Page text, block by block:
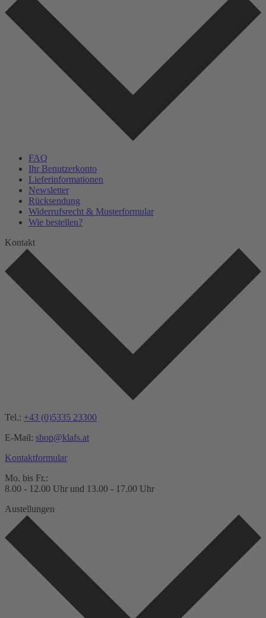
FAQ
Ihr Benutzerkonto
Lieferinformationen
Newsletter
Rücksendung
Widerrufsrecht & Musterformular
Wie bestellen?
Kontakt
Tel.: +43 (0)5335 23300
E-Mail: shop@klafs.at
Kontaktformular
Mo. bis Fr.:
8.00 - 12.00 Uhr und 13.00 - 17.00 Uhr
Austellungen